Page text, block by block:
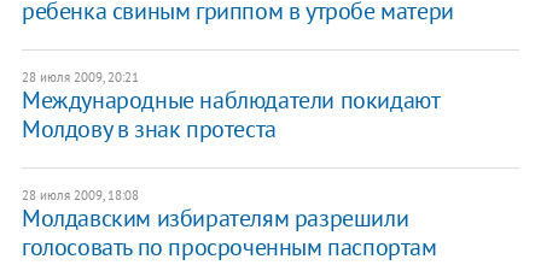
ребенка свиным гриппом в утробе матери
28 июля 2009, 20:21
Международные наблюдатели покидают
Молдову в знак протеста
28 июля 2009, 18:08
Молдавским избирателям разрешили
голосовать по просроченным паспортам